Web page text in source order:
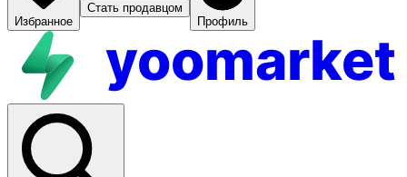
Избранное
Стать продавцом
Профиль
yoomarket